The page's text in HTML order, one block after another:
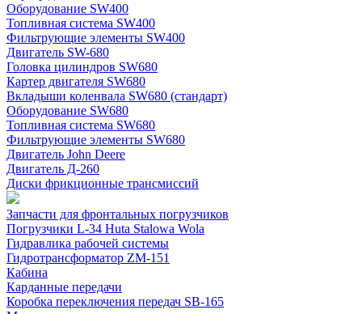
Оборудование SW400
Топливная система SW400
Фильтрующие элементы SW400
Двигатель SW-680
Головка цилиндров SW680
Картер двигателя SW680
Вкладыши коленвала SW680 (стандарт)
Оборудование SW680
Топливная система SW680
Фильтрующие элементы SW680
Двигатель John Deere
Двигатель Д-260
Диски фрикционные трансмиссий
Запчасти для фронтальных погрузчиков
Погрузчики L-34 Huta Stalowa Wola
Гидравлика рабочей системы
Гидротрансформатор ZM-151
Кабина
Карданные передачи
Коробка переключения передач SB-165